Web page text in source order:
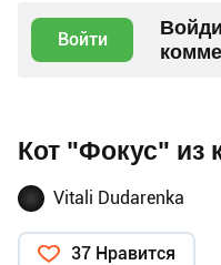
Войти
Кот "Фокус" из
Vitali Dudarenka
37 Нравится